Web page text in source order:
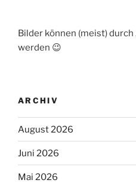
Bilder können (meist)
werden 😉
ARCHIV
August 2026
Juni 2026
Mai 2026